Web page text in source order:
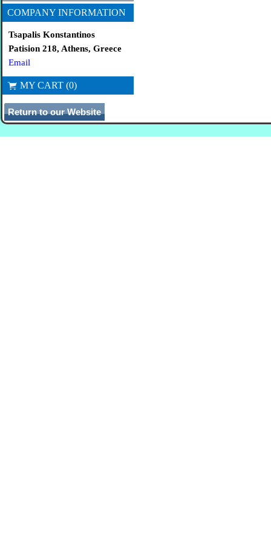
COMPANY INFORMATION
Tsapalis Konstantinos
Patision 218, Athens, Greece
Email
MY CART (0)